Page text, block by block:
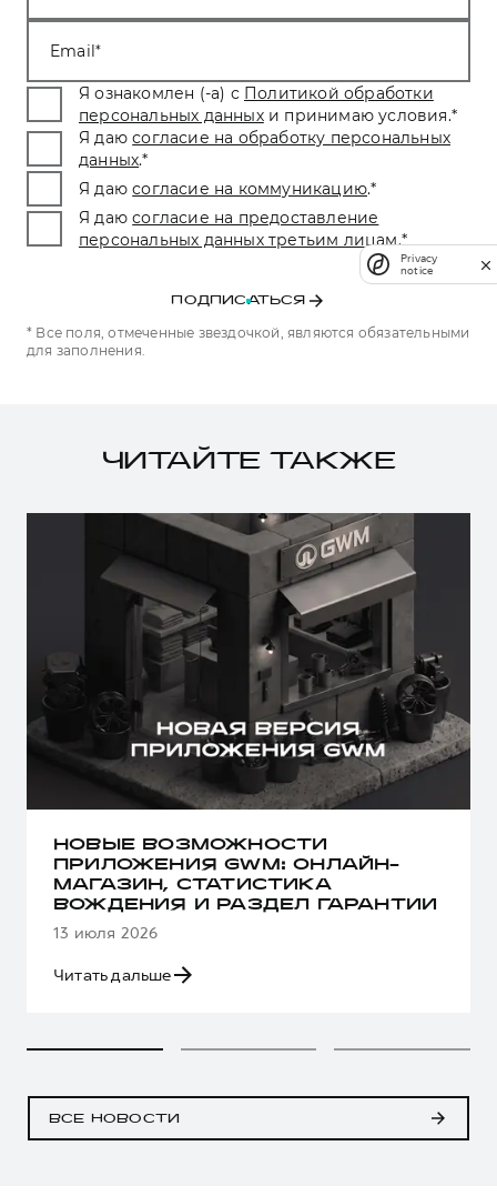
Email
Я ознакомлен (-а) с Политикой обработки
персональных данных и принимаю условия.*
Я даю согласие на обработку персональных
данных.*
Я даю согласие на коммуникацию.*
Я даю согласие на предоставление
персональных данных третьим лицам.*
ПОДПИСАТЬСЯ
* Все поля, отмеченные звездочкой, являются обязательными
для заполнения.
ЧИТАЙТЕ ТАКЖЕ
НОВЫЕ ВОЗМОЖНОСТИ
ПРИЛОЖЕНИЯ GWM: ОНЛАЙН-
МАГАЗИН, СТАТИСТИКА
ВОЖДЕНИЯ И РАЗДЕЛ ГАРАНТИИ
13 июля 2026
Читать дальше
ВСЕ НОВОСТИ
Privacy
notice